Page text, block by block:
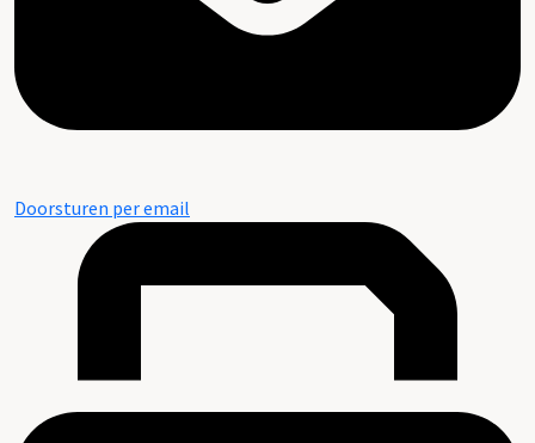
Doorsturen per email